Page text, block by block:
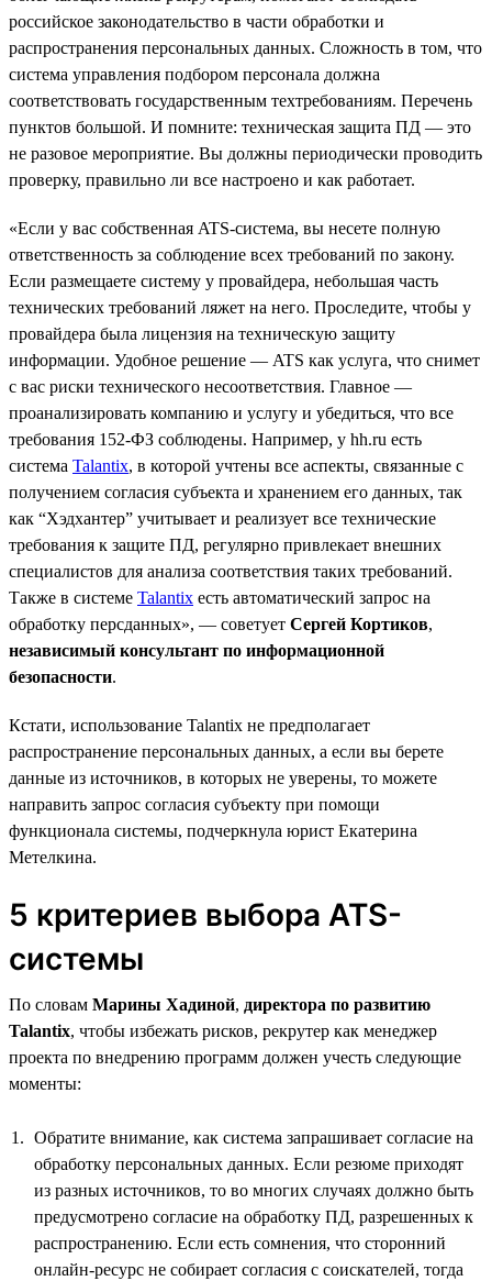
российское законодательство в части обработки и
распространения персональных данных. Сложность в том, что
система управления подбором персонала должна
соответствовать государственным техтребованиям. Перечень
пунктов большой. И помните: техническая защита ПД — это
не разовое мероприятие. Вы должны периодически проводить
проверку, правильно ли все настроено и как работает.
«Если у вас собственная ATS-система, вы несете полную
ответственность за соблюдение всех требований по закону.
Если размещаете систему у провайдера, небольшая часть
технических требований ляжет на него. Проследите, чтобы у
провайдера была лицензия на техническую защиту
информации. Удобное решение — ATS как услуга, что снимет
с вас риски технического несоответствия. Главное —
проанализировать компанию и услугу и убедиться, что все
требования 152-ФЗ соблюдены. Например, у hh.ru есть
система Talantix, в которой учтены все аспекты, связанные с
получением согласия субъекта и хранением его данных, так
как “Хэдхантер” учитывает и реализует все технические
требования к защите ПД, регулярно привлекает внешних
специалистов для анализа соответствия таких требований.
Также в системе Talantix есть автоматический запрос на
обработку персданных», — советует Сергей Кортиков,
независимый консультант по информационной
безопасности.
Кстати, использование Talantix не предполагает
распространение персональных данных, а если вы берете
данные из источников, в которых не уверены, то можете
направить запрос согласия субъекту при помощи
функционала системы, подчеркнула юрист Екатерина
Метелкина.
5 критериев выбора ATS-
системы
По словам Марины Хадиной, директора по развитию
Talantix, чтобы избежать рисков, рекрутер как менеджер
проекта по внедрению программ должен учесть следующие
моменты:
Обратите внимание, как система запрашивает согласие на
обработку персональных данных. Если резюме приходят
из разных источников, то во многих случаях должно быть
предусмотрено согласие на обработку ПД, разрешенных к
распространению. Если есть сомнения, что сторонний
онлайн-ресурс не собирает согласия с соискателей, тогда